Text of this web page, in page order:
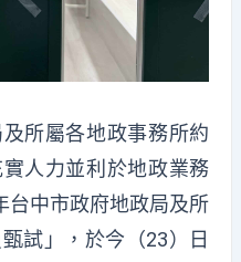
所屬各地政事務所約
人力並利於地政業務
台中市政府地政局及所
試」，於今（23）日